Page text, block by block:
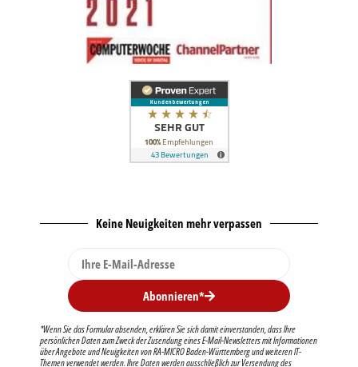
Keine Neuigkeiten mehr verpassen
Abonnieren*
*Wenn Sie das Formular absenden, erklären Sie sich damit einverstanden, dass Ihre
persönlichen Daten zum Zweck der Zusendung eines E-Mail-Newsletters mit Informationen
über Angebote und Neuigkeiten von RA-MICRO Baden-Württemberg und weiteren IT-
Themen verwendet werden. Ihre Daten werden ausschließlich zur Versendung des